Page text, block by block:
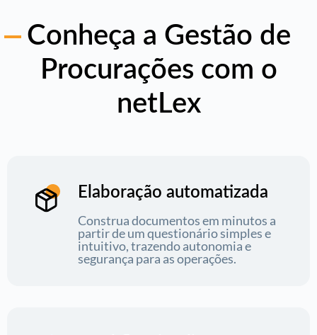
Conheça a Gestão de
Procurações com o
netLex
Elaboração automatizada
Construa documentos em minutos a
partir de um questionário simples e
intuitivo, trazendo autonomia e
segurança para as operações.